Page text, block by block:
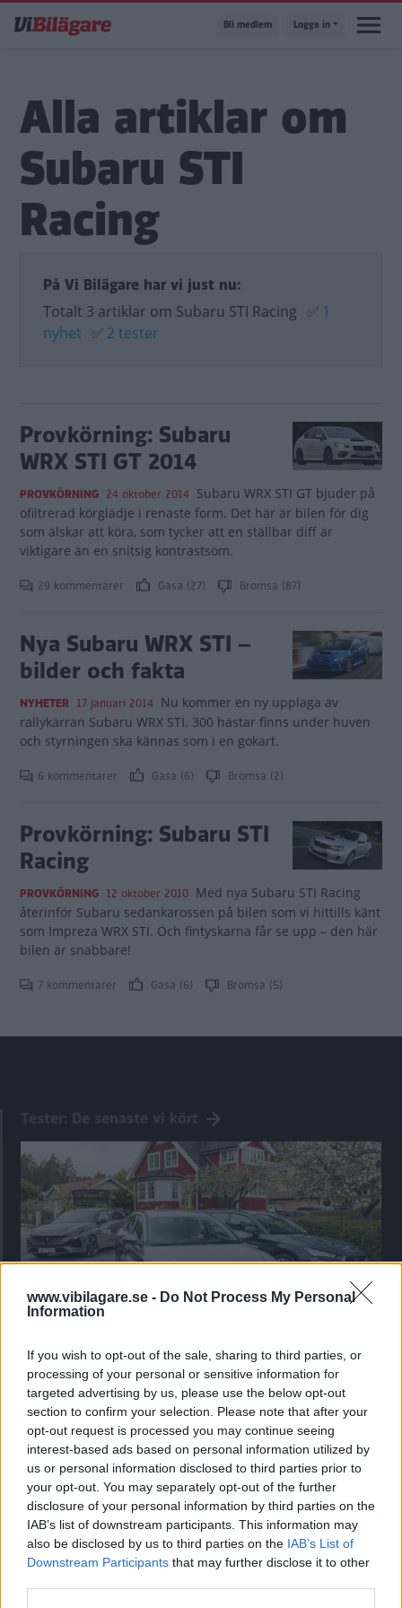
www.vibilagare.se - Do Not Process My Personal
Information
If you wish to opt-out of the sale, sharing to third parties, or
processing of your personal or sensitive information for
targeted advertising by us, please use the below opt-out
section to confirm your selection. Please note that after your
opt-out request is processed you may continue seeing
interest-based ads based on personal information utilized by
us or personal information disclosed to third parties prior to
your opt-out. You may separately opt-out of the further
disclosure of your personal information by third parties on the
IAB’s list of downstream participants. This information may
also be disclosed by us to third parties on the IAB’s List of
Downstream Participants that may further disclose it to other
till
Bli medlem Logga in
Alla artiklar om
Subaru STI
Racing
På Vi Bilägare har vi just nu:
Totalt 3 artiklar om Subaru STI Racing ✅ 1
nyhet ✅ 2 tester
Provkörning: Subaru
WRX STI GT 2014
PROVKÖRNING 24 oktober 2014 Subaru WRX STI GT bjuder på
ofiltrerad körglädje i renaste form. Det här är bilen för dig
som älskar att köra, som tycker att en ställbar diff är
viktigare än en snitsig kontrastsöm.
29 kommentarer Gasa (27) Bromsa (87)
Nya Subaru WRX STI –
bilder och fakta
NYHETER 17 januari 2014 Nu kommer en ny upplaga av
rallykärran Subaru WRX STI. 300 hästar finns under huven
och styrningen ska kännas som i en gokart.
6 kommentarer Gasa (6) Bromsa (2)
Provkörning: Subaru STI
Racing
PROVKÖRNING 12 oktober 2010 Med nya Subaru STI Racing
återinför Subaru sedankarossen på bilen som vi hittills känt
som Impreza WRX STI. Och fintyskarna får se upp – den här
bilen är snabbare!
7 kommentarer Gasa (6) Bromsa (5)
Kia utmanar i kombiklassen – blir omkörd
av ”gamlingen”
Nykomlingen fälls av en besvärande nackdel.